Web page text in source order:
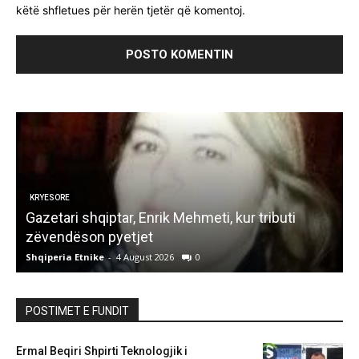
këtë shfletues për herën tjetër që komentoj.
KRYESORE
Gazetari shqiptar, Enrik Mehmeti, kur tributi
zëvendëson pyetjet
Shqiperia Etnike - 4 August 2026 0
POSTIMET E FUNDIT
Ermal Beqiri Shpirti Teknologjik i